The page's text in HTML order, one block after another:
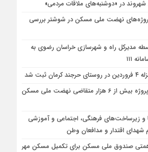
نهضت ملی مسکن در شوشتر بررسی
مدیرکل راه و شهرسازی خراسان رضوی به
۱۱۱
شد
ویدیو| تخصیص پروژه بیش از ۶ هزار متقاضی نهضت ملی مسکن
و زیرساخت‌های فرهنگی، اجتماعی و آموزشی
شهدای اقتدار و مدافعان وطن
مالی ۲.۵ همتی صندوق ملی مسکن برای تکمیل مسکن مهر